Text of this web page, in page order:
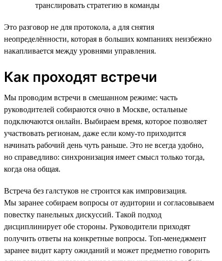
транслировать стратегию в команды
Это разговор не для протокола, а для снятия
неопределённости, которая в больших компаниях неизбежно
накапливается между уровнями управления.
Как проходят встречи
Мы проводим встречи в смешанном режиме: часть
руководителей собираются очно в Москве, остальные
подключаются онлайн. Выбираем время, которое позволяет
участвовать регионам, даже если кому-то приходится
начинать рабочий день чуть раньше. Это не всегда удобно,
но справедливо: синхронизация имеет смысл только тогда,
когда она общая.
Встреча без галстуков не строится как импровизация.
Мы заранее собираем вопросы от аудитории и согласовываем
повестку панельных дискуссий. Такой подход
дисциплинирует обе стороны. Руководители приходят
получить ответы на конкретные вопросы. Топ-менеджмент
заранее видит карту ожиданий и может предметно говорить